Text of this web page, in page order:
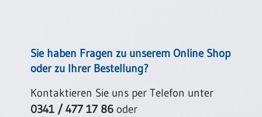
Sortimente
Hefte
Sie haben Fragen zu unserem Online Shop
oder zu Ihrer Bestellung?
Kontaktieren Sie uns per Telefon unter
0341 / 477 17 86 oder